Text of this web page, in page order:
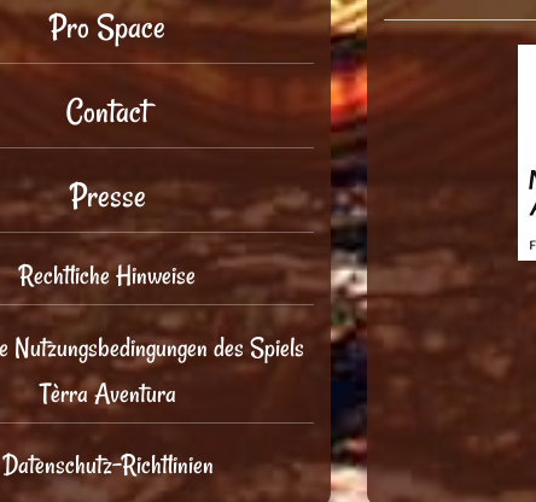
Pro Space
Contact
Presse
Rechtliche Hinweise
Nutzungsbedingungen des Spiels
Tèrra Aventura
Datenschutz-Richtlinien